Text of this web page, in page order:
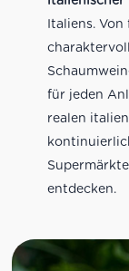
Italiens.
für jeden
realen
entdecken.